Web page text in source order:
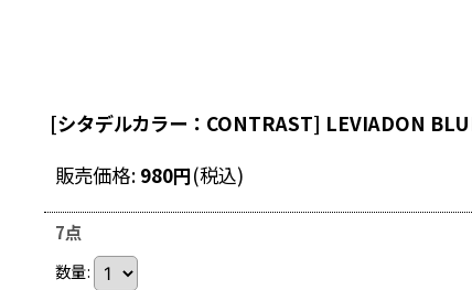
[シタデルカラー：CONTRAST] LEVIADON
販売価格: 980円(税込)
7点
数量: